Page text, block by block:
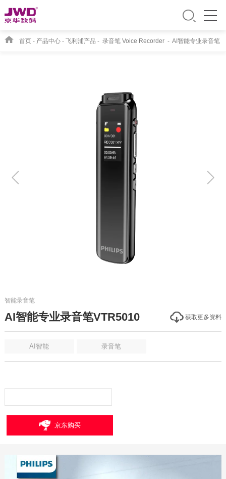
首页- 产品中心- 飞利浦产品 - 录音笔 Voice Recorder- AI智能专业录音笔
智能录音笔
AI智能专业录音笔VTR5010 获取更多资料
AI智能 录音笔
京东购买